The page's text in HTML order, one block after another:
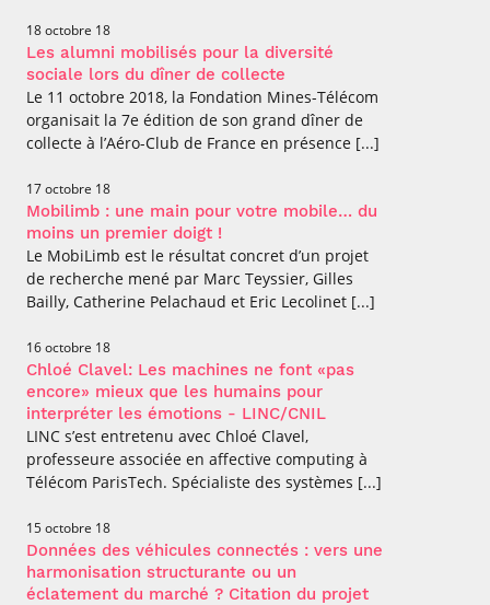
18 octobre 18
Les alumni mobilisés pour la diversité
sociale lors du dîner de collecte
Le 11 octobre 2018, la Fondation Mines-Télécom
organisait la 7e édition de son grand dîner de
collecte à l’Aéro-Club de France en présence [...]
17 octobre 18
Mobilimb : une main pour votre mobile… du
moins un premier doigt !
Le MobiLimb est le résultat concret d’un projet
de recherche mené par Marc Teyssier, Gilles
Bailly, Catherine Pelachaud et Eric Lecolinet [...]
16 octobre 18
Chloé Clavel: Les machines ne font «pas
encore» mieux que les humains pour
interpréter les émotions - LINC/CNIL
LINC s’est entretenu avec Chloé Clavel,
professeure associée en affective computing à
Télécom ParisTech. Spécialiste des systèmes [...]
15 octobre 18
Données des véhicules connectés : vers une
harmonisation structurante ou un
éclatement du marché ? Citation du projet